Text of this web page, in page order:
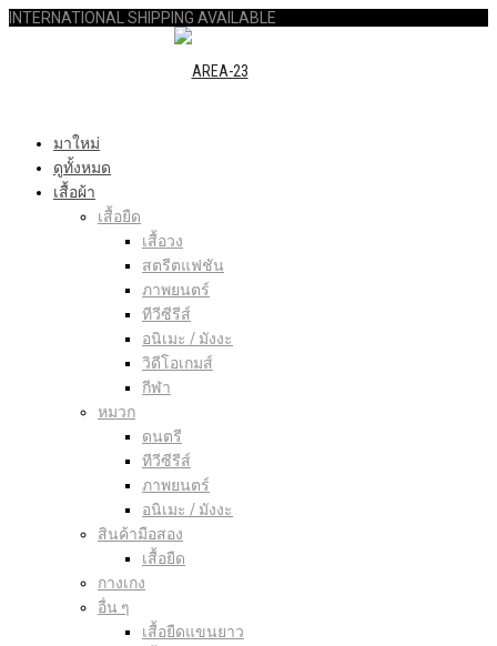
INTERNATIONAL SHIPPING AVAILABLE
มาใหม่
ดูทั้งหมด
เสื้อผ้า
เสื้อยืด
เสื้อวง
สตรีตแฟชัน
ภาพยนตร์
ทีวีซีรีส์
อนิเมะ / มังงะ
วิดีโอเกมส์
กีฬา
หมวก
ดนตรี
ทีวีซีรีส์
ภาพยนตร์
อนิเมะ / มังงะ
สินค้ามือสอง
เสื้อยืด
กางเกง
อื่น ๆ
เสื้อยืดแขนยาว